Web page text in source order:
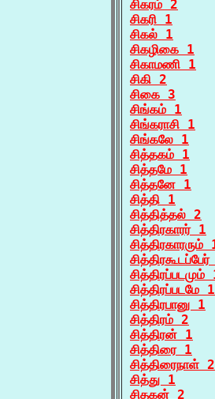
சிகரம் 2
சிகரி 1
சிகல் 1
சிகழிகை 1
சிகாமணி 1
சிகி 2
சிகை 3
சிங்கம் 1
சிங்கராசி 1
சிங்கலே 1
சித்தகம் 1
சித்தமே 1
சித்தனே 1
சித்தி 1
சித்தித்தல் 2
சித்திரகாரர் 1
சித்திரகாரரும்
சித்திரப்படமும்
சித்திரப்படமே 1
சித்திரபானு 1
சித்திரம் 2
சித்திரன் 1
சித்திரை 1
சித்திரைநாள் 2
சித்து 1
சிதகன் 2